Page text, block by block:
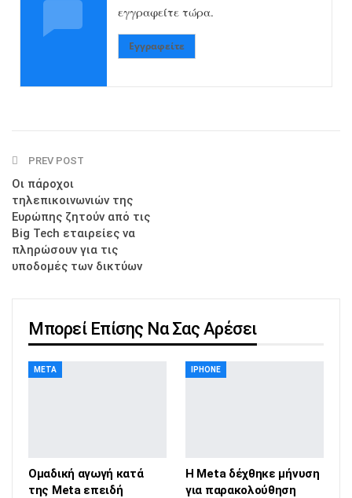
εγγραφείτε τώρα.
Εγγραφείτε
PREV POST
Οι πάροχοι
τηλεπικοινωνιών της
Ευρώπης ζητούν από τις
Big Tech εταιρείες να
πληρώσουν για τις
υποδομές των δικτύων
Μπορεί Επίσης Να Σας Αρέσει
META
Ομαδική αγωγή κατά
της Meta επειδή
IPHONE
Η Meta δέχθηκε μήνυση
για παρακολούθηση